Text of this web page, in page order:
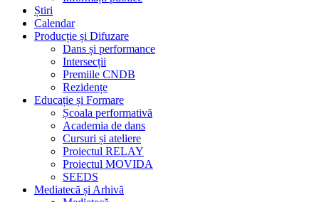
Știri
Calendar
Producție și Difuzare
Dans și performance
Intersecții
Premiile CNDB
Rezidențe
Educație și Formare
Școala performativă
Academia de dans
Cursuri și ateliere
Proiectul RELAY
Proiectul MOVIDA
SEEDS
Mediatecă și Arhivă